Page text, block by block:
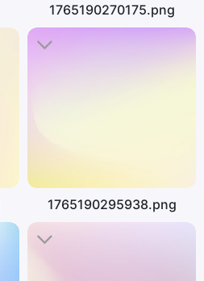
1765190270175.png
1765190295938.png